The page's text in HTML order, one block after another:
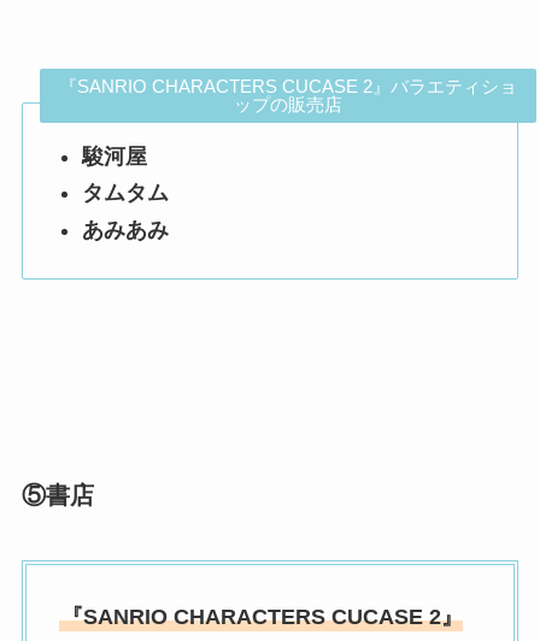
『SANRIO CHARACTERS CUCASE 2』バラエティショ
ップの販売店
駿河屋
タムタム
あみあみ
⑤書店
『SANRIO CHARACTERS CUCASE 2』